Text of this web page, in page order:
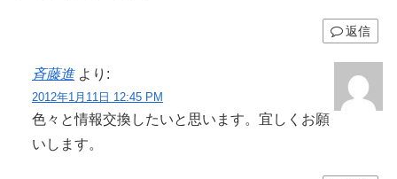
返信
斉藤進 より:
2012年1月11日 12:45 PM
色々と情報交換したいと思います。宜しくお願
いします。